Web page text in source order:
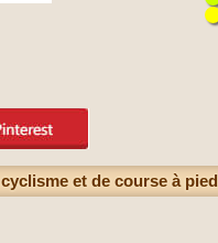
et de course à pied